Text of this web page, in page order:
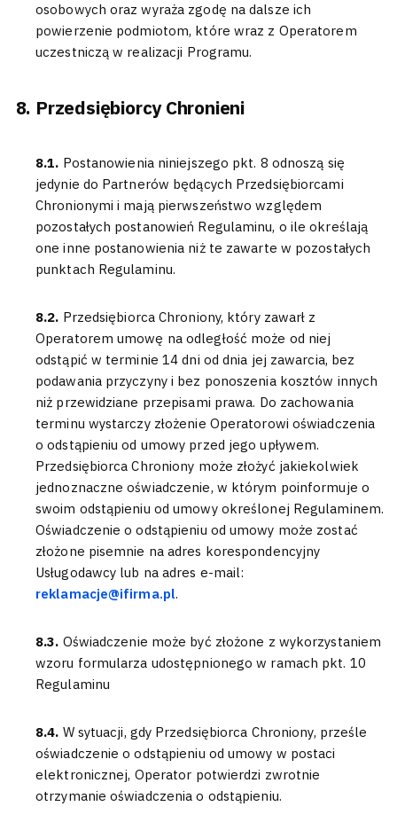
osobowych oraz wyraża zgodę na dalsze ich
powierzenie podmiotom, które wraz z Operatorem
uczestniczą w realizacji Programu.
Przedsiębiorcy Chronieni
8.1. Postanowienia niniejszego pkt. 8 odnoszą się
jedynie do Partnerów będących Przedsiębiorcami
Chronionymi i mają pierwszeństwo względem
pozostałych postanowień Regulaminu, o ile określają
one inne postanowienia niż te zawarte w pozostałych
punktach Regulaminu.
8.2. Przedsiębiorca Chroniony, który zawarł z
Operatorem umowę na odległość może od niej
odstąpić w terminie 14 dni od dnia jej zawarcia, bez
podawania przyczyny i bez ponoszenia kosztów innych
niż przewidziane przepisami prawa. Do zachowania
terminu wystarczy złożenie Operatorowi oświadczenia
o odstąpieniu od umowy przed jego upływem.
Przedsiębiorca Chroniony może złożyć jakiekolwiek
jednoznaczne oświadczenie, w którym poinformuje o
swoim odstąpieniu od umowy określonej Regulaminem.
Oświadczenie o odstąpieniu od umowy może zostać
złożone pisemnie na adres korespondencyjny
Usługodawcy lub na adres e-mail:
reklamacje@ifirma.pl.
8.3. Oświadczenie może być złożone z wykorzystaniem
wzoru formularza udostępnionego w ramach pkt. 10
Regulaminu
8.4. W sytuacji, gdy Przedsiębiorca Chroniony, prześle
oświadczenie o odstąpieniu od umowy w postaci
elektronicznej, Operator potwierdzi zwrotnie
otrzymanie oświadczenia o odstąpieniu.